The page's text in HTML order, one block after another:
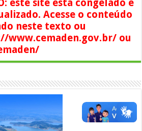
este site está congelado e
Acesse o conteúdo
neste texto ou
www.cemaden.gov.br/ ou